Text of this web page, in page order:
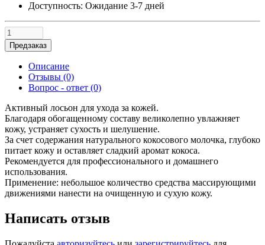
Доступность: Ожидание 3-7 дней
Предзаказ
Описание
Отзывы (0)
Вопрос - ответ (0)
Активный лосьон для ухода за кожей.
Благодаря обогащенному составу великолепно увлажняет
кожу, устраняет сухость и шелушение.
За счет содержания натурального кокосового молочка, глубоко
питает кожу и оставляет сладкий аромат кокоса.
Рекомендуется для профессионального и домашнего
использования.
Применение: небольшое количество средства массирующими
движениями нанести на очищенную и сухую кожу.
Написать отзыв